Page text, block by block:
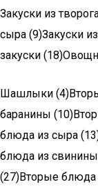
Закуски из
сыра (9)Закуски
закуски
Шашлыки
баранины
блюда из сыра
блюда из
(27)Вторые блюда